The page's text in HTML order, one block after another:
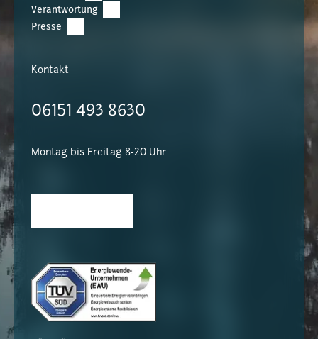
Verantwortung
Presse
Kontakt
06151 493 8630
Montag bis Freitag 8-20 Uhr